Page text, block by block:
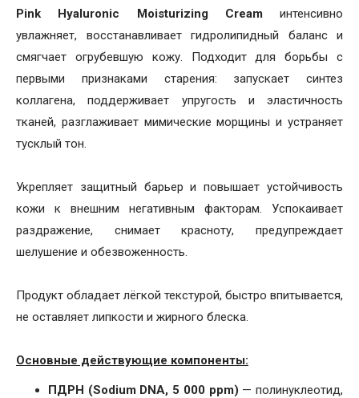
Pink Hyaluronic Moisturizing Creamинтенсивно
увлажняет, восстанавливает гидролипидный баланс и
смягчает огрубевшую кожу. Подходит для борьбы с
первыми признаками старения: запускает синтез
коллагена, поддерживает упругость и эластичность
тканей, разглаживает мимические морщины и устраняет
тусклый тон.
Укрепляет защитный барьер и повышает устойчивость
кожи к внешним негативным факторам. Успокаивает
раздражение, снимает красноту, предупреждает
шелушение и обезвоженность.
Продукт обладает лёгкой текстурой, быстро впитывается,
не оставляет липкости и жирного блеска.
Основные действующие компоненты:
ПДРН (Sodium DNA, 5 000 ppm) — полинуклеотид,